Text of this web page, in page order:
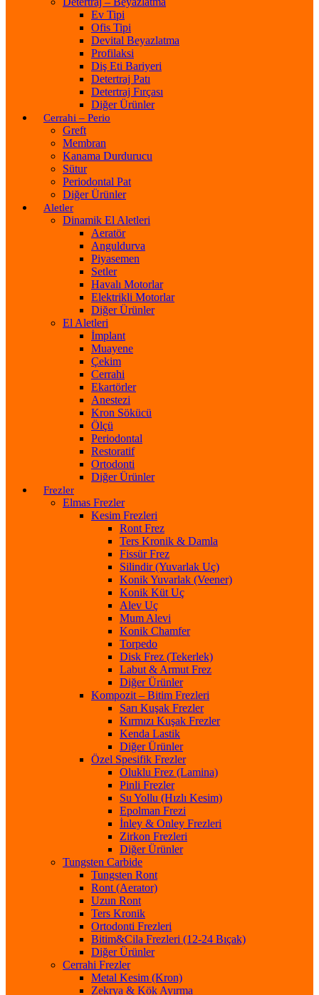
Ev Tipi
Ofis Tipi
Devital Beyazlatma
Profilaksi
Diş Eti Bariyeri
Detertraj Patı
Detertraj Fırçası
Diğer Ürünler
Cerrahi – Perio
Greft
Membran
Kanama Durdurucu
Sütur
Periodontal Pat
Diğer Ürünler
Aletler
Dinamik El Aletleri
Aeratör
Anguldurva
Piyasemen
Setler
Havalı Motorlar
Elektrikli Motorlar
Diğer Ürünler
El Aletleri
İmplant
Muayene
Çekim
Cerrahi
Ekartörler
Anestezi
Kron Sökücü
Ölçü
Periodontal
Restoratif
Ortodonti
Diğer Ürünler
Frezler
Elmas Frezler
Kesim Frezleri
Ront Frez
Ters Kronik & Damla
Fissür Frez
Silindir (Yuvarlak Uç)
Konik Yuvarlak (Veener)
Konik Küt Uç
Alev Uç
Mum Alevi
Konik Chamfer
Torpedo
Disk Frez (Tekerlek)
Labut & Armut Frez
Diğer Ürünler
Kompozit – Bitim Frezleri
Sarı Kuşak Frezler
Kırmızı Kuşak Frezler
Kenda Lastik
Diğer Ürünler
Özel Spesifik Frezler
Oluklu Frez (Lamina)
Pinli Frezler
Su Yollu (Hızlı Kesim)
Epolman Frezi
İnley & Onley Frezleri
Zirkon Frezleri
Diğer Ürünler
Tungsten Carbide
Tungsten Ront
Ront (Aerator)
Uzun Ront
Ters Kronik
Ortodonti Frezleri
Bitim&Cila Frezleri (12-24 Bıçak)
Diğer Ürünler
Cerrahi Frezler
Metal Kesim (Kron)
Zekrya & Kök Ayırma